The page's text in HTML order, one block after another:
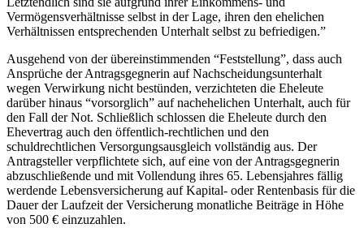
Vermögensverhältnisse selbst in der Lage, ihren den ehelichen
Verhältnissen entsprechenden Unterhalt selbst zu befriedigen.”
Ausgehend von der übereinstimmenden “Feststellung”, dass auch
Ansprüche der Antragsgegnerin auf Nachscheidungsunterhalt
wegen Verwirkung nicht bestünden, verzichteten die Eheleute
darüber hinaus “vorsorglich” auf nachehelichen Unterhalt, auch für
den Fall der Not. Schließlich schlossen die Eheleute durch den
Ehevertrag auch den öffentlich-rechtlichen und den
schuldrechtlichen Versorgungsausgleich vollständig aus. Der
Antragsteller verpflichtete sich, auf eine von der Antragsgegnerin
abzuschließende und mit Vollendung ihres 65. Lebensjahres fällig
werdende Lebensversicherung auf Kapital- oder Rentenbasis für die
Dauer der Laufzeit der Versicherung monatliche Beiträge in Höhe
von 500 € einzuzahlen.